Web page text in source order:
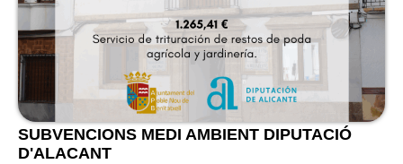
SUBVENCIONS MEDI AMBIENT DIPUTACIÓ
D'ALACANT